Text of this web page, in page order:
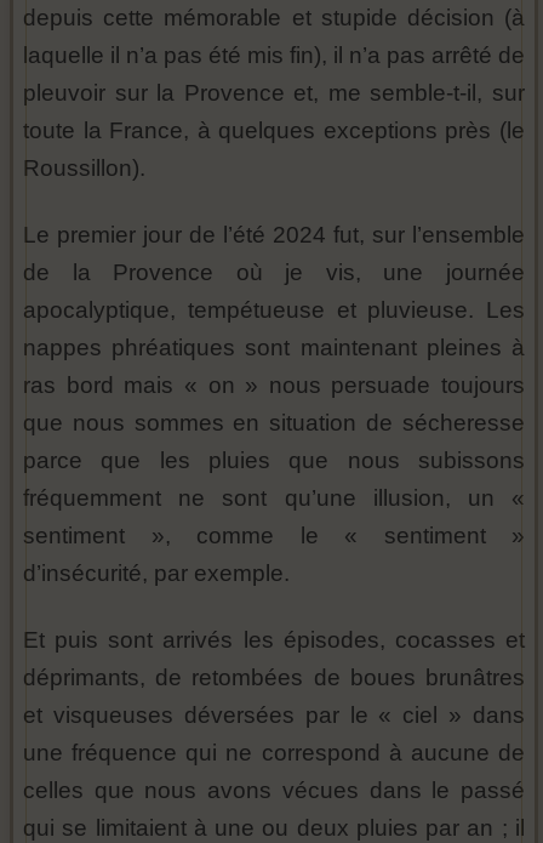
depuis cette mémorable et stupide décision (à
laquelle il n’a pas été mis fin), il n’a pas arrêté de
pleuvoir sur la Provence et, me semble-t-il, sur
toute la France, à quelques exceptions près (le
Roussillon).
Le premier jour de l’été 2024 fut, sur l’ensemble
de la Provence où je vis, une journée
apocalyptique, tempétueuse et pluvieuse. Les
nappes phréatiques sont maintenant pleines à
ras bord mais « on » nous persuade toujours
que nous sommes en situation de sécheresse
parce que les pluies que nous subissons
fréquemment ne sont qu’une illusion, un «
sentiment », comme le « sentiment »
d’insécurité, par exemple.
Et puis sont arrivés les épisodes, cocasses et
déprimants, de retombées de boues brunâtres
et visqueuses déversées par le « ciel » dans
une fréquence qui ne correspond à aucune de
celles que nous avons vécues dans le passé
qui se limitaient à une ou deux pluies par an ; il